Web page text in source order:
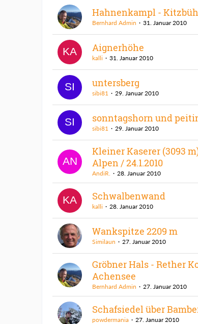
Hahnenkampl -
Bernhard Admin 31. Januar 2010
Aignerhöhe
kalli 31. Januar 2010
untersberg
sibi81 29. Januar 2010
sonntagshorn und
sibi81 29. Januar 2010
Kleiner Kaserer (3093
Alpen / 24.1.2010
AndiR. 28. Januar 2010
Schwalbenwand
kalli 28. Januar 2010
Wankspitze 2209 m
Similaun 27. Januar 2010
Gröbner Hals - Rether
Achensee
Bernhard Admin 27. Januar 2010
Schafsiedel über
powdermania 27. Januar 2010